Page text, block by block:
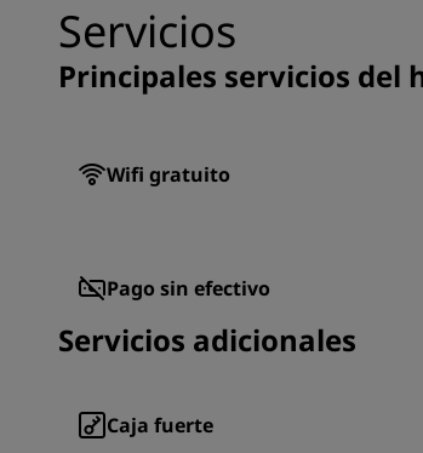
Servicios
Principales servicios del
Wifi gratuito
Pago sin efectivo
Servicios adicionales
Caja fuerte